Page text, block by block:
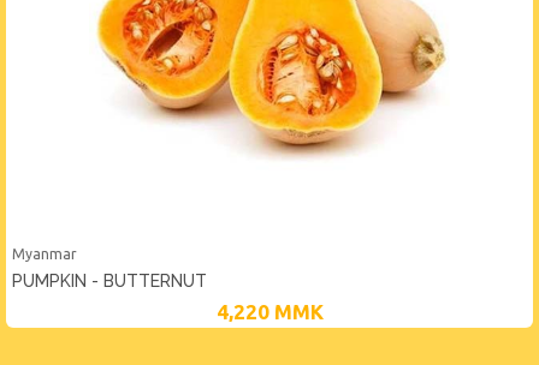
Myanmar
PUMPKIN - BUTTERNUT
4,220 MMK